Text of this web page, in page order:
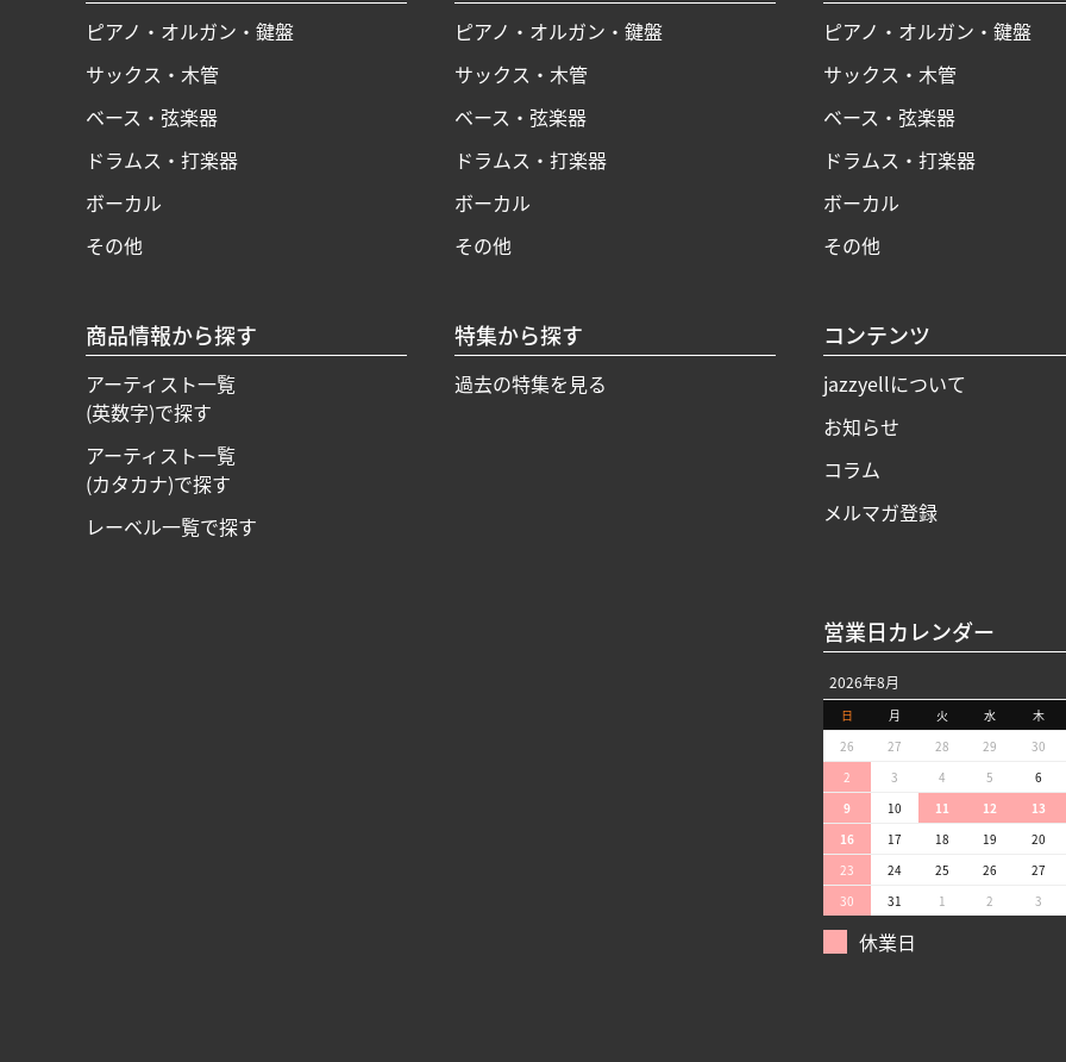
ピアノ・オルガン・鍵盤
サックス・木管
ベース・弦楽器
ドラムス・打楽器
ボーカル
その他
ピアノ・オルガン・鍵盤
サックス・木管
ベース・弦楽器
ドラムス・打楽器
ボーカル
その他
ピアノ・オルガン・鍵盤
サックス・木管
ベース・弦楽器
ドラムス・打楽器
ボーカル
その他
商品情報から探す
アーティスト一覧
(英数字)で探す
アーティスト一覧
(カタカナ)で探す
レーベル一覧で探す
特集から探す
過去の特集を見る
コンテンツ
jazzyellについて
お知らせ
コラム
メルマガ登録
営業日カレンダー
2026年8月
日 月 火 水
木
26
27 28 29
30
2
3 4 5
6
9
10 11 12
13
16
17 18 19
20
23
24 25 26
27
30
31 1 2 3
休業日